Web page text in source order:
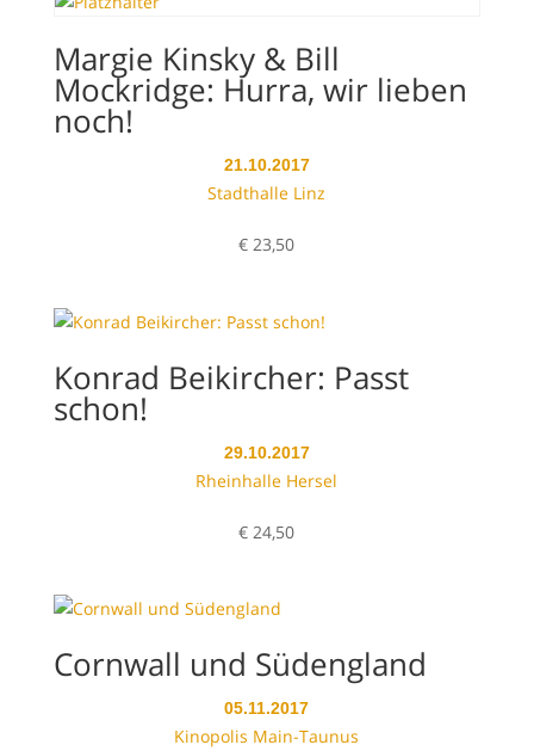
Margie Kinsky & Bill
Mockridge: Hurra, wir lieben
noch!
21.10.2017
Stadthalle Linz
€ 23,50
Konrad Beikircher: Passt
schon!
29.10.2017
Rheinhalle Hersel
€ 24,50
Cornwall und Südengland
05.11.2017
Kinopolis Main-Taunus